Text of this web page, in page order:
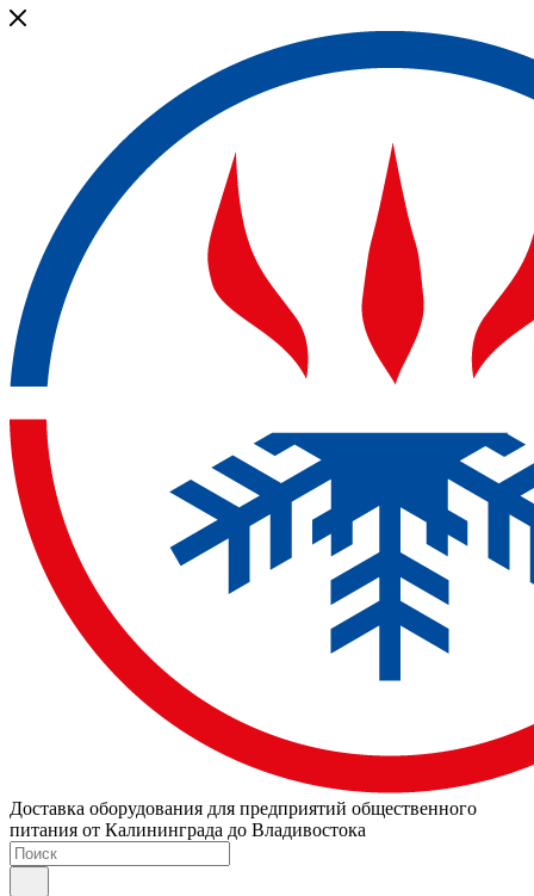
Доставка оборудования для предприятий общественного
питания от Калининграда до Владивостока